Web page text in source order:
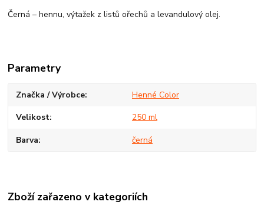
Černá – hennu, výtažek z listů ořechů a levandulový olej.
Parametry
Značka / Výrobce Henné Color
Velikost 250 ml
Barva černá
Zboží zařazeno v kategoriích